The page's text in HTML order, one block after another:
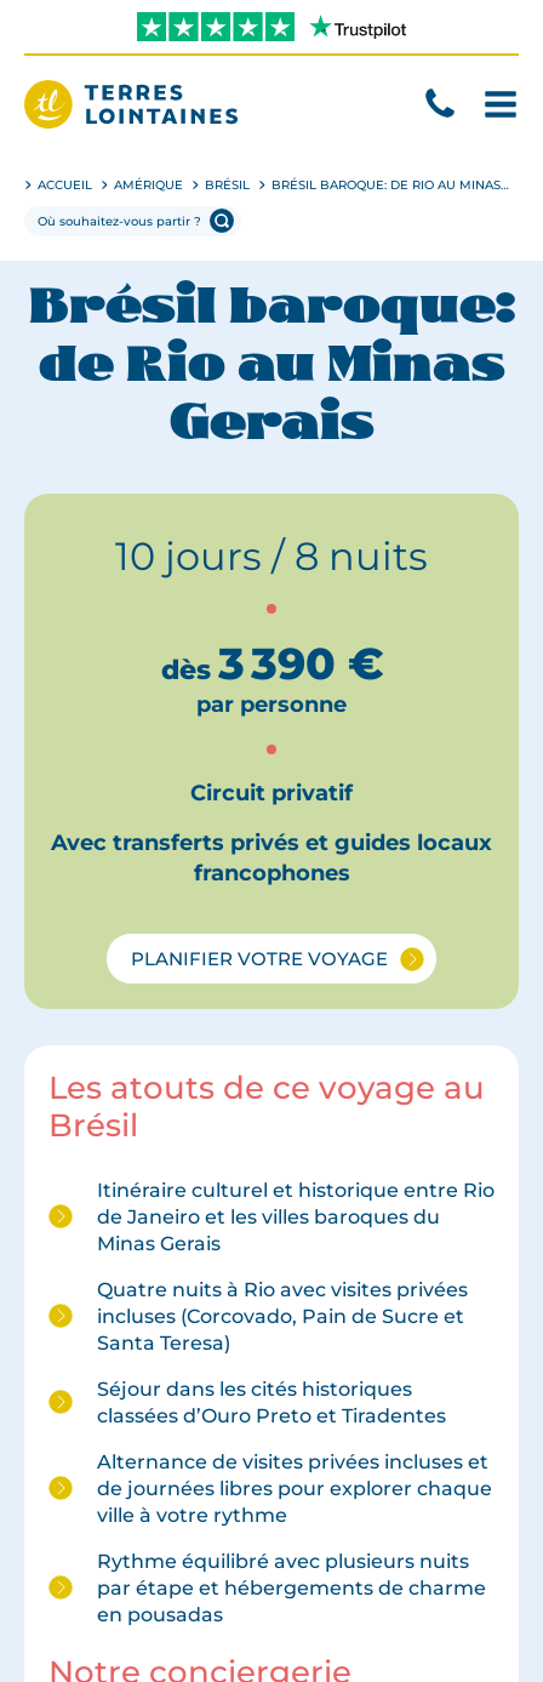
directement
contenu
ACCUEIL AMÉRIQUE BRÉSIL BRÉSIL BAROQUE: DE RIO AU MINAS GERAIS
Brésil baroque:
de Rio au Minas
Gerais
10 jours / 8 nuits
dès 3 390 €
par personne
Circuit privatif
Avec transferts privés et guides locaux
francophones
PLANIFIER VOTRE VOYAGE
Les atouts de ce voyage au
Brésil
Itinéraire culturel et historique entre Rio
de Janeiro et les villes baroques du
Minas Gerais
Quatre nuits à Rio avec visites privées
incluses (Corcovado, Pain de Sucre et
Santa Teresa)
Séjour dans les cités historiques
classées d’Ouro Preto et Tiradentes
Alternance de visites privées incluses et
de journées libres pour explorer chaque
ville à votre rythme
Rythme équilibré avec plusieurs nuits
par étape et hébergements de charme
en pousadas
Notre conciergerie